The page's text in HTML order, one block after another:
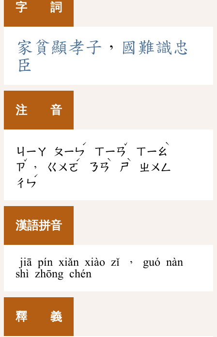
字 詞
家貧顯孝子 ， 國 難識忠
臣
注 音
ㄐㄧㄚ ㄆㄧㄣ
ˊ
ㄒㄧㄢ
ˇ
ㄒㄧㄠ
ˋ
ㄗ
ˇ
， ㄍㄨㄛ
ˊ
ㄋㄢ
ˋ
ㄕ
ˋ
ㄓㄨㄥ
ㄔㄣ
ˊ
漢語拼音
jiā pín xiǎn xiào zǐ ， guó nàn
shì zhōng chén
釋 義